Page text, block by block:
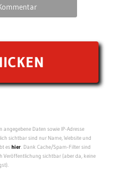
Daten sowie IP-Adresse
sichtbar sind nur Name, Website und
eshier. Dank Cache/Spam-Filter sind
sichtbar (aber da, keine